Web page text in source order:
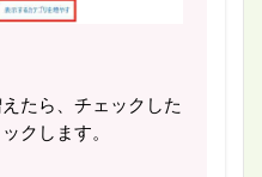
たら、チェックした
クします。